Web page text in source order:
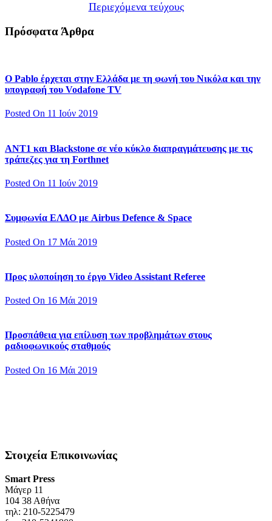
Περιεχόμενα τεύχους
Πρόσφατα Άρθρα
Ο Pablo έρχεται στην Ελλάδα με τη φωνή του Νικόλα και την
υπογραφή του Vodafone TV
Posted On 11 Ιούν 2019
ΑΝΤ1 και Blackstone σε νέο κύκλο διαπραγμάτευσης με τις
τράπεζες για τη Forthnet
Posted On 11 Ιούν 2019
Συμφωνία ΕΛΔΟ με Airbus Defence & Space
Posted On 17 Μάι 2019
Προς υλοποίηση το έργο Video Assistant Referee
Posted On 16 Μάι 2019
Προσπάθεια για επίλυση των προβλημάτων στους
ραδιοφωνικούς σταθμούς
Posted On 16 Μάι 2019
Στοιχεία Επικοινωνίας
Smart Press
Mάγερ 11
104 38 Αθήνα
τηλ: 210-5225479